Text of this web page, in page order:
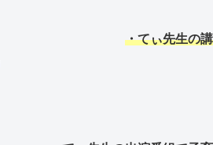
・てぃ先生の講